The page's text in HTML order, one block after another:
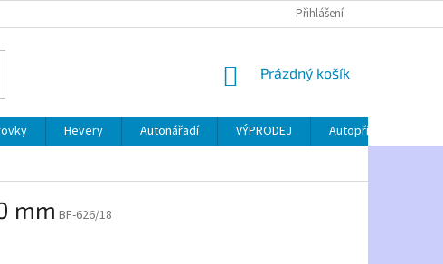
Přihlášení
NÁKUPNÍ
Prázdný košík
Hevery Autonářadí VÝPRODEJ
Autopříslušenství
mm BF-626/18